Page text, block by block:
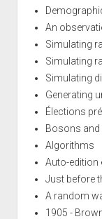
An
Simulating
Simulating
Simulating
Generating
Élections
Bosons
Algorithms
Auto-edition
Just before
A random
1905 -